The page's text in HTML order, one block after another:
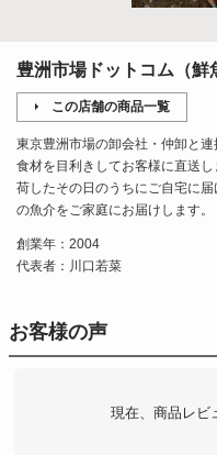
豊洲市場ドットコム（鮮
この店舗の商品一覧
東京豊洲市場の卸会社・仲卸と
食材を目利きしてお客様に直送
荷したその日のうちにご自宅に
の魚介をご家庭にお届けします。
創業年：2004
代表者：川口若菜
お客様の声
現在、商品レビ